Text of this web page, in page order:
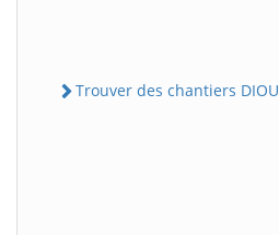
Trouver des chantiers DIOU